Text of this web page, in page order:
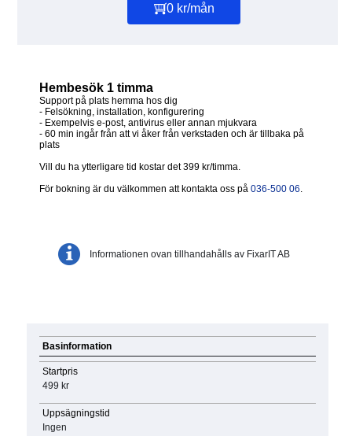
0 kr/mån
Hembesök 1 timma
Support på plats hemma hos dig
- Felsökning, installation, konfigurering
- Exempelvis e-post, antivirus eller annan mjukvara
- 60 min ingår från att vi åker från verkstaden och är tillbaka på
plats
Vill du ha ytterligare tid kostar det 399 kr/timma.
För bokning är du välkommen att kontakta oss på 036-500 06.
Informationen ovan tillhandahålls av FixarIT AB
Basinformation
Startpris
499 kr
Uppsägningstid
Ingen